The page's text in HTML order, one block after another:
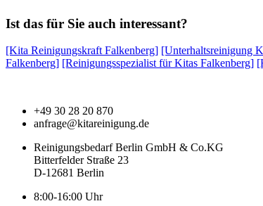
Ist das für Sie auch interessant?
[Kita Reinigungskraft Falkenberg] [Unterhaltsreinigung
Falkenberg] [Reinigungsspezialist für Kitas Falkenberg]
+49 30 28 20 870
anfrage@kitareinigung.de
Reinigungsbedarf Berlin GmbH & Co.KG
Bitterfelder Straße 23
D-12681 Berlin
8:00-16:00 Uhr